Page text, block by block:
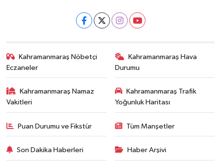
Kahramanmaraş Nöbetçi
Eczaneler
Kahramanmaraş Hava
Durumu
Kahramanmaraş Namaz
Vakitleri
Kahramanmaraş Trafik
Yoğunluk Haritası
Puan Durumu ve Fikstür Tüm Manşetler
Son Dakika Haberleri Haber Arşivi